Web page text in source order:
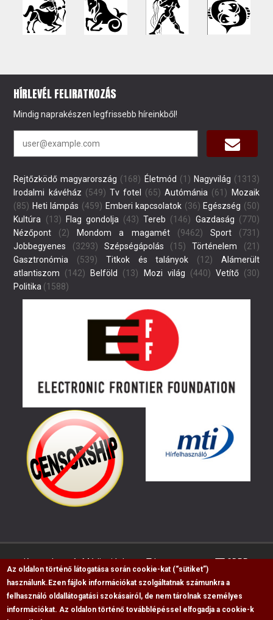
HÍRLEVÉL FELIRATKOZÁS
Mindig naprakészen legfrissebb híreinkből!
Rejtőzködő magyarország (168) Életmód (1) Nagyvilág (1313)
Irodalmi kávéház (549) Tv fotel (65) Autómánia (61)
Mozaik
(85) Heti lámpás (459) Emberi kapcsolatok (36) Egészség (50)
Kultúra (13) Flag gondolja (43) Tereb (146) Gazdaság (770)
Nézőpont (2) Mondom a magamét(9462) Sport(731)
Jobbegyenes (3293) Szépségápolás (15) Történelem (21)
Gasztronómia (539) Titkok és talányok (12)
Alámerült
atlantiszom (142) Belföld (13) Mozi világ (440) Vetítő(30)
Politika (1588)
Kapcsolat Médiaajánlat Impresszum GDPR
RSS
Az oldalon történő látogatása során cookie-kat (“sütiket”)
használunk. Ezen fájlok információkat szolgáltatnak számunkra a
felhasználó oldallátogatási szokásairól, de nem tárolnak személyes
információkat. Az oldalon történő továbblépéssel elfogadja a cookie-k